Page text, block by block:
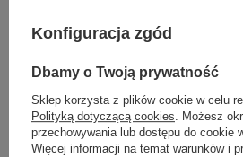
Długość etykiety
Możliwość
odklejenia
Trudne
Gwarancja 24
Konfiguracja zgód
Dbamy o Twoją prywatność
Sklep korzysta z plików cookie w celu
Polityką dotyczącą cookies. Możesz
przechowywania lub dostępu do cookie
Więcej informacji na temat warunków i